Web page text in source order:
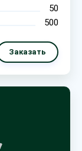
50
500
Заказать